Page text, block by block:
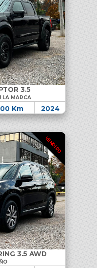
3.5
LA MARCA
Km 2024
VENDIDO
3.5 AWD